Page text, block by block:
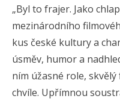
„Byl to frajer. Jako
mezinárodního
kus české kultury a
úsměv, humor a
ním úžasné role,
chvíle. Upřímnou